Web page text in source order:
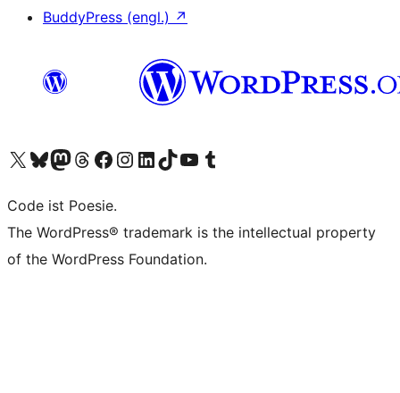
BuddyPress (engl.) ↗
Unser X-Konto (früher Twitter) besuchen
Unser Bluesky-Konto besuchen
Unser Mastodon-Konto besuchen
Unser Threads-Konto besuchen
Unsere Facebook-Seite besuchen
Unser Instagram-Konto besuchen
Unser LinkedIn-Konto besuchen
Unser TikTok-Konto besuchen
Unseren YouTube-Kanal besuchen
Unser Tumblr-Konto besuchen
Code ist Poesie.
The WordPress® trademark is the intellectual property
of the WordPress Foundation.